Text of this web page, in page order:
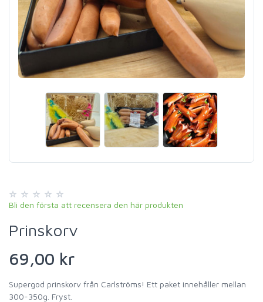
Bli den första att recensera den här produkten
Prinskorv
69,00 kr
Supergod prinskorv från Carlströms! Ett paket innehåller mellan
300-350g. Fryst.